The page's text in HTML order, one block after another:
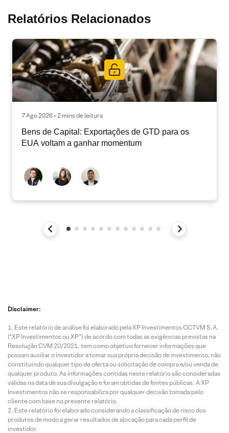
Relatórios Relacionados
7 Ago 2026 • 2 mins de leitura
Bens de Capital: Exportações de GTD para os
EUA voltam a ganhar momentum
Disclaimer:
Este relatório de análise foi elaborado pela XP Investimentos CCTVM S.A.
(“XP Investimentos ou XP”) de acordo com todas as exigências previstas na
Resolução CVM 20/2021, tem como objetivo fornecer informações que
possam auxiliar o investidor a tomar sua própria decisão de investimento, não
constituindo qualquer tipo de oferta ou solicitação de compra e/ou venda de
qualquer produto. As informações contidas neste relatório são consideradas
válidas na data de sua divulgação e foram obtidas de fontes públicas. A XP
Investimentos não se responsabiliza por qualquer decisão tomada pelo
cliente com base no presente relatório.
Este relatório foi elaborado considerando a classificação de risco dos
produtos de modo a gerar resultados de alocação para cada perfil de
investidor.